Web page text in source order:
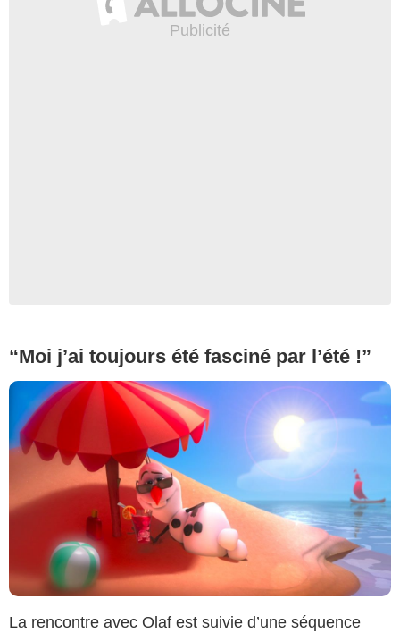
“Moi j’ai toujours été fasciné par l’été !”
La rencontre avec Olaf est suivie d’une séquence